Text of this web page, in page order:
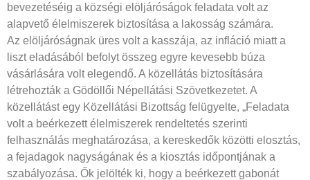
bevezetéséig a községi elöljáróságok feladata volt az
alapvető élelmiszerek biztosítása a lakosság számára.
Az elöljáróságnak üres volt a kasszája, az infláció miatt a
liszt eladásából befolyt összeg egyre kevesebb búza
vásárlására volt elegendő. A közellátás biztosítására
létrehozták a Gödöllői Népellátási Szövetkezetet. A
közellátást egy Közellátási Bizottság felügyelte, „Feladata
volt a beérkezett élelmiszerek rendeltetés szerinti
felhasználás meghatározása, a kereskedők közötti elosztás,
a fejadagok nagyságának és a kiosztás időpontjának a
szabályozása. Ők jelölték ki, hogy a beérkezett gabonát